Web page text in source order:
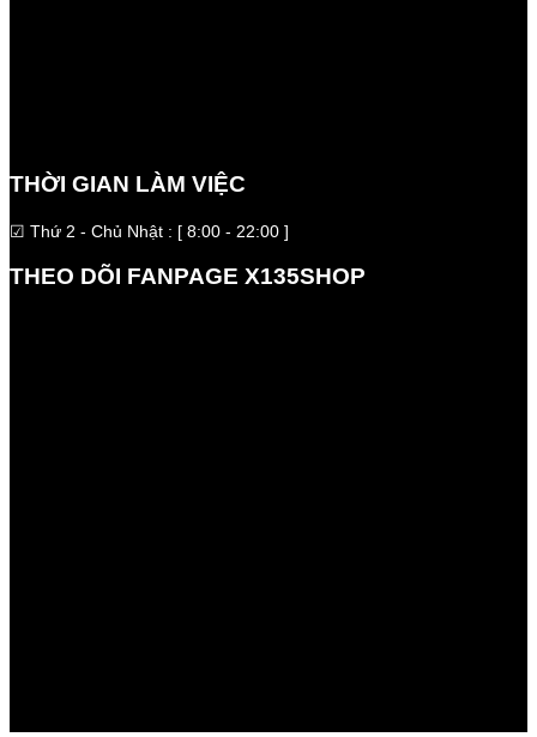
THỜI GIAN LÀM VIỆC
☑ Thứ 2 - Chủ Nhật : [ 8:00 - 22:00 ]
THEO DÕI FANPAGE X135SHOP